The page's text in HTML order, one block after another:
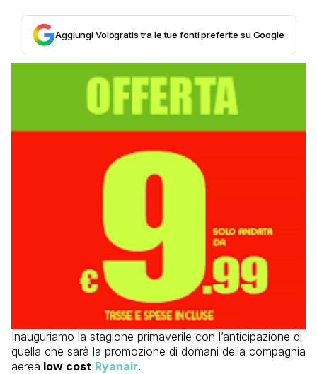
Aggiungi Vologratis tra le tue fonti preferite su Google
Inauguriamo la stagione primaverile con l’anticipazione di
quella che sarà la promozione di domani della compagnia
aerea low cost Ryanair.